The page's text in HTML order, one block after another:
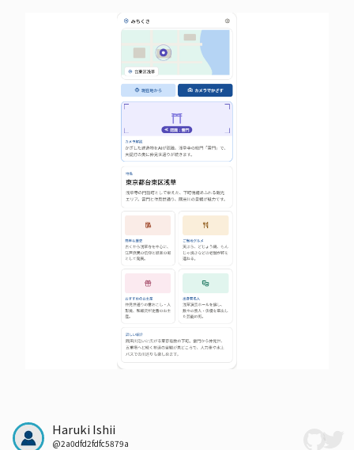
Haruki Ishii
@2a0dfd2fdfc5879a